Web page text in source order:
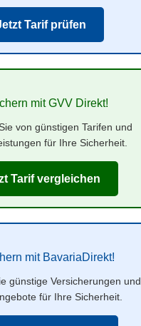
Tarif prüfen
mit GVV Direkt!
von günstigen Tarifen und
für Ihre Sicherheit.
Tarif vergleichen
mit BavariaDirekt!
günstige Versicherungen und
für Ihre Sicherheit.